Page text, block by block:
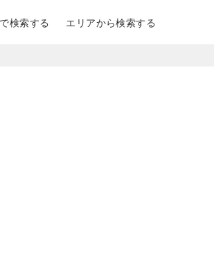
検索する エリアから検索する